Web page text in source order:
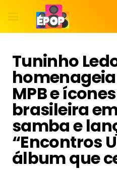
Tuninho
MPB e
brasileira
samba e
“Encontros
álbum que